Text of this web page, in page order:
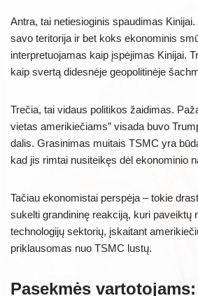
Antra, tai netiesioginis spaudimas
savo teritorija ir bet koks ekonominis
interpretuojamas kaip įspėjimas Kinijai.
kaip svertą didesnėje geopolitinėje
Trečia, tai vidaus politikos žaidimas.
vietas amerikiečiams” visada buvo
dalis. Grasinimas muitais TSMC yra
kad jis rimtai nusiteikęs dėl ekonominio
Tačiau ekonomistai perspėja – tokie
sukelti grandininę reakciją, kuri paveiktų
technologijų sektorių, įskaitant
priklausomas nuo TSMC lustų.
Pasekmės